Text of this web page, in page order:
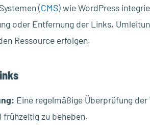
(CMS) wie WordPress
oder Entfernung der Links,
Ressource erfolgen.
Eine regelmäßige Überprüfung
frühzeitig zu beheben.